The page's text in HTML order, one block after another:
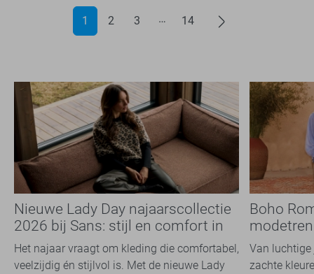
1 2 3 14
Nieuwe Lady Day najaarscollectie
2026 bij Sans: stijl en comfort in
travelkwaliteit
Het najaar vraagt om kleding die comfortabel,
veelzijdig én stijlvol is. Met de nieuwe Lady
Boho
overal
Van luchtige
zachte